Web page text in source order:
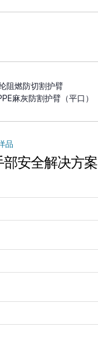
阻燃防切割护臂
麻灰防割护臂（平口）
品
安全解决方案